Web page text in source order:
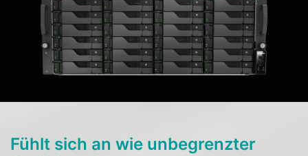
Fühlt sich an wie unbegrenzter